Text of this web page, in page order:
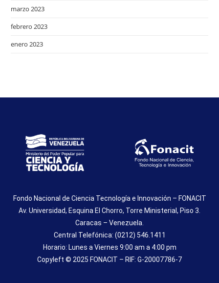
marzo 2023
febrero 2023
enero 2023
Fondo Nacional de Ciencia Tecnología e Innovación – FONACIT
Av. Universidad, Esquina El Chorro, Torre Ministerial, Piso 3.
Caracas – Venezuela.
Central Telefónica: (0212) 546.1411
Horario: Lunes a Viernes 9:00 am a 4:00 pm
Copyleft © 2025 FONACIT – RIF: G-20007786-7